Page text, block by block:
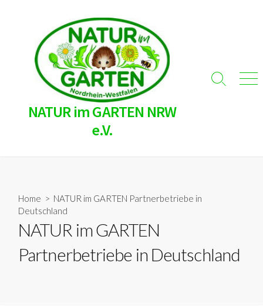
content
NATUR im GARTEN NRW
e.V.
Search
Home > NATUR im GARTEN Partnerbetriebe in
Deutschland
NATUR im GARTEN
Partnerbetriebe in Deutschland